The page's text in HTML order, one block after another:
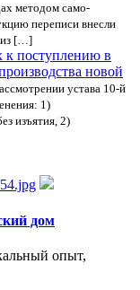
методом само-
переписи внесли
из […]
поступлению в
новой
устава 10-й
1)
изъятия, 2)
дом
опыт,